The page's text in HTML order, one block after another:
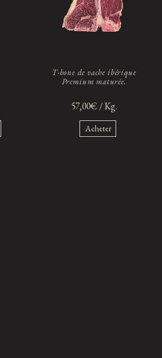
T-bone de vache ibérique
Premium maturée.
57,00€ / Kg.
Acheter